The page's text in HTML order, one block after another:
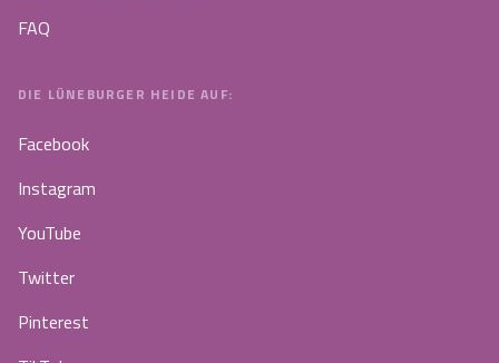
FAQ
DIE LÜNEBURGER HEIDE AUF:
Facebook
Instagram
YouTube
Twitter
Pinterest